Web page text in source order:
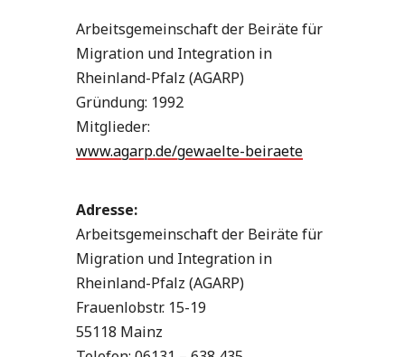
Arbeitsgemeinschaft der Beiräte für
Migration und Integration in
Rheinland-Pfalz (AGARP)
Gründung: 1992
Mitglieder:
www.agarp.de/gewaelte-beiraete
Adresse:
Arbeitsgemeinschaft der Beiräte für
Migration und Integration in
Rheinland-Pfalz (AGARP)
Frauenlobstr. 15-19
55118 Mainz